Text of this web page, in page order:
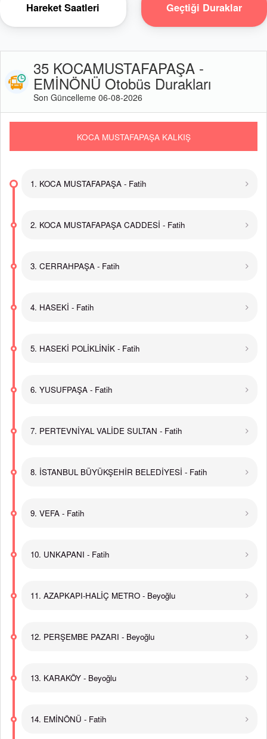
Hareket Saatleri Geçtiği Duraklar
35 KOCAMUSTAFAPAŞA -
EMİNÖNÜ Otobüs Durakları
Son Güncelleme 06-08-2026
KOCA MUSTAFAPAŞA KALKIŞ
1. KOCA MUSTAFAPAŞA - Fatih
2. KOCA MUSTAFAPAŞA CADDESİ - Fatih
3. CERRAHPAŞA - Fatih
4. HASEKİ - Fatih
5. HASEKİ POLİKLİNİK - Fatih
6. YUSUFPAŞA - Fatih
7. PERTEVNİYAL VALİDE SULTAN - Fatih
8. İSTANBUL BÜYÜKŞEHİR BELEDİYESİ - Fatih
9. VEFA - Fatih
10. UNKAPANI - Fatih
11. AZAPKAPI-HALİÇ METRO - Beyoğlu
12. PERŞEMBE PAZARI - Beyoğlu
13. KARAKÖY - Beyoğlu
14. EMİNÖNÜ - Fatih